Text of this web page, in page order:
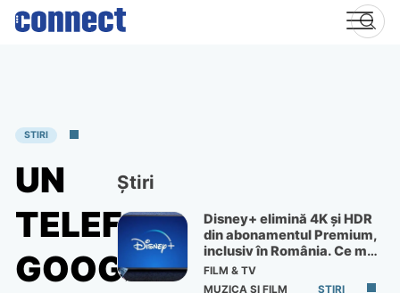
Skip
STIRI
UN
TELEFON
GOOGLE
Știri
Disney+ elimină 4K și HDR
din abonamentul Premium,
inclusiv în România. Ce mai
primești de 60 lei pe lună
FILM & TV
MUZICA SI FILM
STIRI